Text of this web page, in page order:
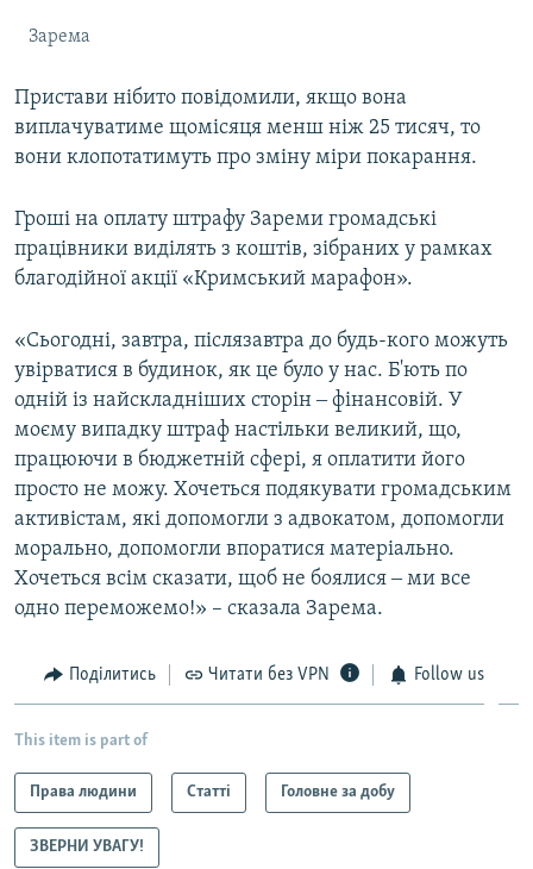
Зарема
Пристави нібито повідомили, якщо вона
виплачуватиме щомісяця менш ніж 25 тисяч, то
вони клопотатимуть про зміну міри покарання.
Гроші на оплату штрафу Зареми громадські
працівники виділять з коштів, зібраних у рамках
благодійної акції «Кримський марафон».
«Сьогодні, завтра, післязавтра до будь-кого можуть
увірватися в будинок, як це було у нас. Б'ють по
одній із найскладніших сторін ‒ фінансовій. У
моєму випадку штраф настільки великий, що,
працюючи в бюджетній сфері, я оплатити його
просто не можу. Хочеться подякувати громадським
активістам, які допомогли з адвокатом, допомогли
морально, допомогли впоратися матеріально.
Хочеться всім сказати, щоб не боялися ‒ ми все
одно переможемо!» – сказала Зарема.
Поділитись Читати без VPN Follow us
This item is part of
Права людини Статті Головне за добу
ЗВЕРНИ УВАГУ!